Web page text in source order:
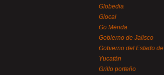
Globedia
Glocal
Go Mérida
Gobierno de Jalisco
Gobierno del Estado de
Yucatán
Grillo porteño